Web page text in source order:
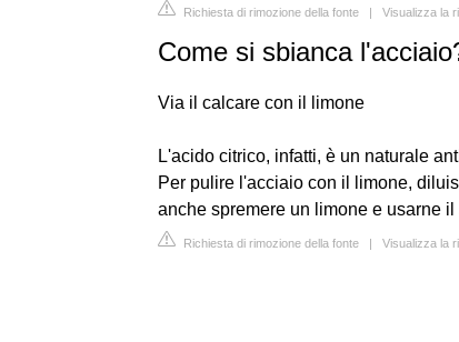
Richiesta di rimozione della fonte | Visualizza la
Come si sbianca
Via il calcare con il limone
L'acido citrico, infatti, è un naturale
Per pulire l'acciaio con il limone,
anche spremere un limone e usarne
Richiesta di rimozione della fonte | Visualizza la